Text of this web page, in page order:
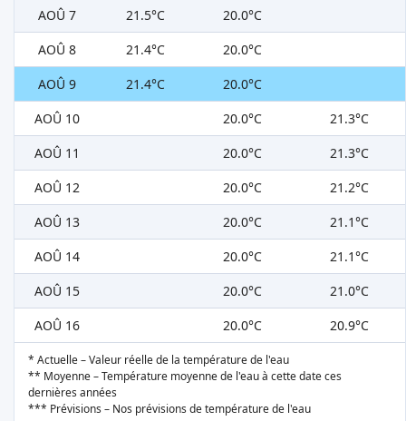
AOÛ 7 21.5°C
20.0°C
AOÛ 8
21.4°C
20.0°C
AOÛ 9
21.4°C
20.0°C
AOÛ 10
20.0°C
21.3°C
AOÛ 11
20.0°C
21.3°C
AOÛ 12
20.0°C
21.2°C
AOÛ 13
20.0°C
21.1°C
AOÛ 14
20.0°C
21.1°C
AOÛ 15
20.0°C
21.0°C
AOÛ 16
20.0°C 20.9°C
* Actuelle – Valeur réelle de la température de l'eau
** Moyenne – Température moyenne de l'eau à cette date ces
dernières années
*** Prévisions – Nos prévisions de température de l'eau